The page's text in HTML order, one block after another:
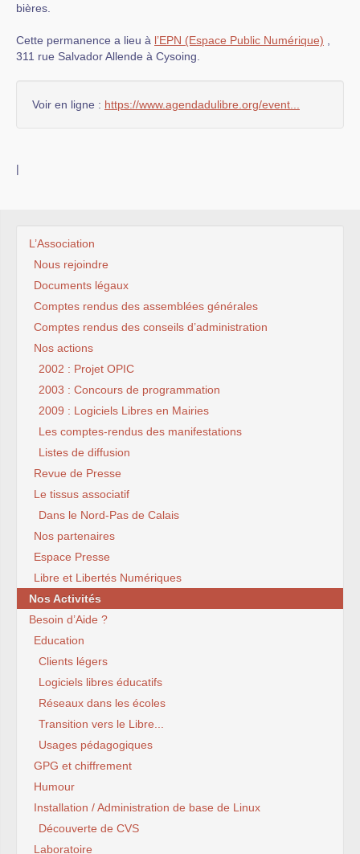
bières.
Cette permanence a lieu à l’EPN (Espace Public Numérique)
311 rue Salvador Allende à Cysoing.
Voir en ligne : https://www.agendadulibre.org/event...
|
L’Association
Nous rejoindre
Documents légaux
Comptes rendus des assemblées générales
Comptes rendus des conseils d’administration
Nos actions
2002 : Projet OPIC
2003 : Concours de programmation
2009 : Logiciels Libres en Mairies
Les comptes-rendus des manifestations
Listes de diffusion
Revue de Presse
Le tissus associatif
Dans le Nord-Pas de Calais
Nos partenaires
Espace Presse
Libre et Libertés Numériques
Nos Activités
Besoin d’Aide ?
Education
Clients légers
Logiciels libres éducatifs
Réseaux dans les écoles
Transition vers le Libre...
Usages pédagogiques
GPG et chiffrement
Humour
Installation / Administration de base de Linux
Découverte de CVS
Laboratoire